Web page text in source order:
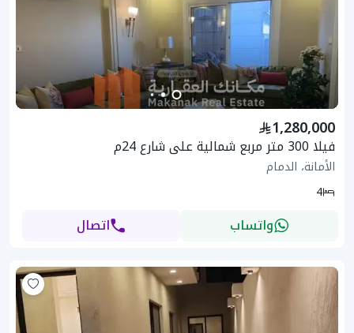
1,280,000
فيلا 300 متر مربع شمالية على شارع 24م
الأمانة، الدمام
4
واتساب اتصال